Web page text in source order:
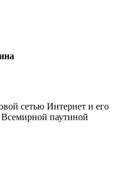
сетью Интернет и его
паутиной